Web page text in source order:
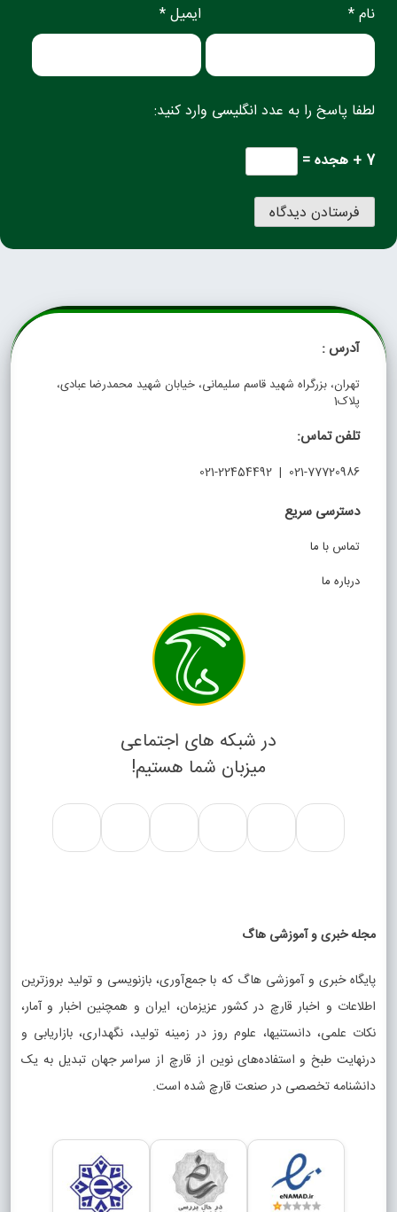
نام * ایمیل *
لطفا پاسخ را به عدد انگلیسی وارد کنید:
7 + هجده =
آدرس :
تهران، بزرگراه شهید قاسم سلیمانی، خیابان شهید محمدرضا عبادی،
پلاک1
تلفن تماس:
021-77720986 | 021-22454492
دسترسی سریع
تماس با ما
درباره ما
در شبکه های اجتماعی
میزبان شما هستیم!
مجله خبری و آموزشی هاگ
پایگاه خبری و آموزشی هاگ که با جمع‌آوری، بازنویسی و تولید بروزترین
اطلاعات و اخبار قارچ در کشور عزیزمان، ایران و همچنین اخبار و آمار،
نکات علمی، دانستنیها، علوم روز در زمینه تولید، نگهداری، بازاریابی و
درنهایت طبخ و استفاده‌های نوین از قارچ از سراسر جهان تبدیل به یک
دانشنامه تخصصی در صنعت قارچ شده است.